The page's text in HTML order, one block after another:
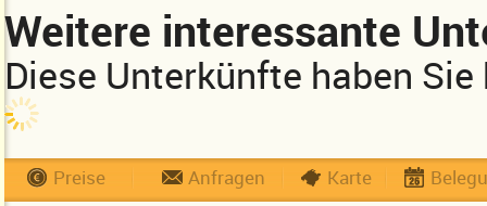
Weitere interessante
Diese Unterkünfte haben
Preise Anfragen Karte